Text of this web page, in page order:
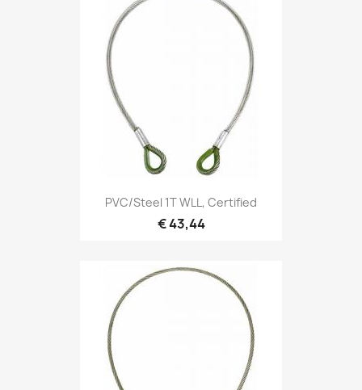
Snel bekijken
PVC/Steel 1T WLL, Certified
€ 43,44